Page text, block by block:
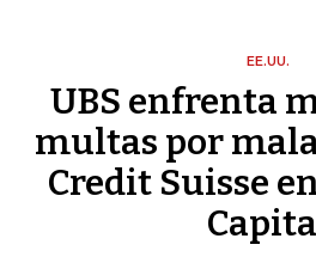
EE.UU.
UBS enfrenta
multas por
Credit Suisse